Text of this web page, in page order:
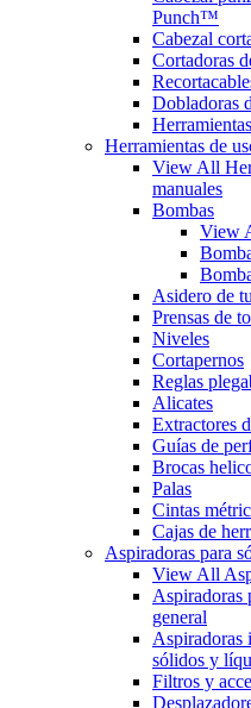
Punch™
Cabezal
Cortadoras
Dobladoras
Herramientas de
View All
manuales
Bombas
View
Asidero de
Prensas de
Niveles
Cortapernos
Reglas
Alicates
Extractores
Guías de
Brocas
Palas
Cintas
Cajas de
Aspiradoras para
View All
Aspiradoras
general
Aspiradoras
sólidos y
Filtros y